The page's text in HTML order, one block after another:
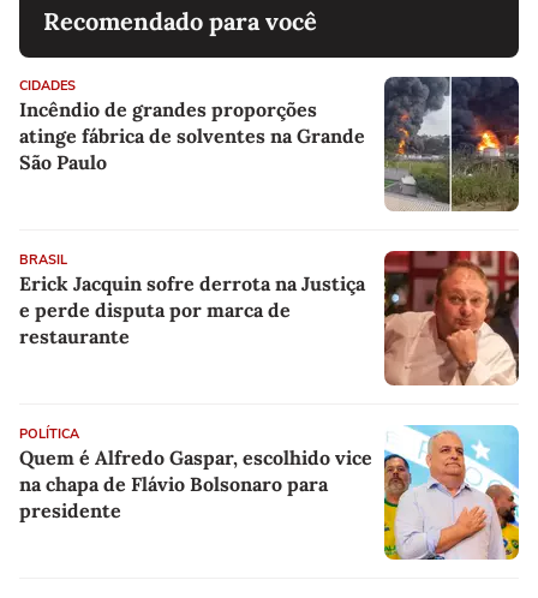
Recomendado para você
CIDADES
Incêndio de grandes proporções
atinge fábrica de solventes na Grande
São Paulo
BRASIL
Erick Jacquin sofre derrota na Justiça
e perde disputa por marca de
restaurante
POLÍTICA
Quem é Alfredo Gaspar, escolhido vice
na chapa de Flávio Bolsonaro para
presidente